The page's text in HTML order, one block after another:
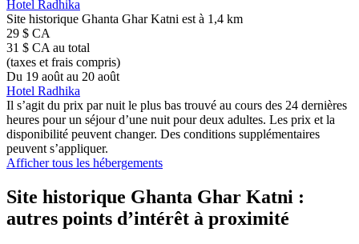
Hotel Radhika
Site historique Ghanta Ghar Katni est à 1,4 km
29 $ CA
31 $ CA au total
(taxes et frais compris)
Du 19 août au 20 août
Hotel Radhika
Il s’agit du prix par nuit le plus bas trouvé au cours des 24 dernières
heures pour un séjour d’une nuit pour deux adultes. Les prix et la
disponibilité peuvent changer. Des conditions supplémentaires
peuvent s’appliquer.
Afficher tous les hébergements
Site historique Ghanta Ghar Katni :
autres points d’intérêt à proximité